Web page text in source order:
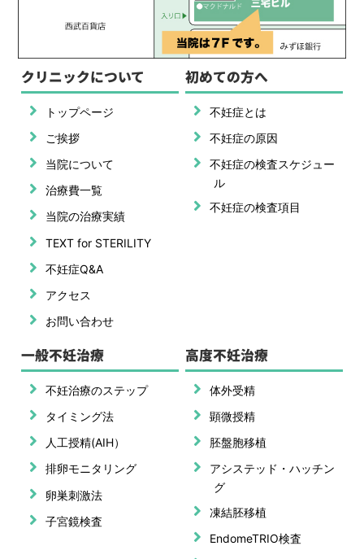
クリニックについて
トップページ
ご挨拶
当院について
治療費一覧
当院の治療実績
TEXT for STERILITY
不妊症Q&A
アクセス
お問い合わせ
初めての方へ
不妊症とは
不妊症の原因
不妊症の検査スケジュー
ル
不妊症の検査項目
一般不妊治療
不妊治療のステップ
タイミング法
人工授精(AIH）
排卵モニタリング
卵巣刺激法
子宮鏡検査
高度不妊治療
体外受精
顕微授精
胚盤胞移植
アシステッド・ハッチン
グ
凍結胚移植
EndomeTRIO検査